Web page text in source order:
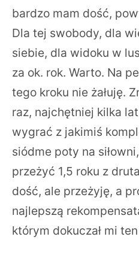
bardzo mam dość,
Dla tej swobody, dla
siebie, dla widoku w
za ok. rok. Warto. Na
tego kroku nie żałuję.
raz, najchętniej kilka
wygrać z jakimiś
siódme poty na
przeżyć 1,5 roku z
dość, ale przeżyję, a
najlepszą
którym dokuczał mi